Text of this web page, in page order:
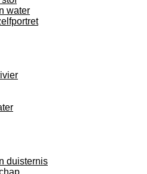
water
duisternis